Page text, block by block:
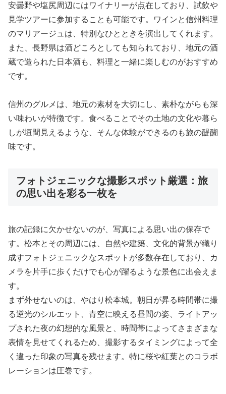
安曇野や塩尻周辺にはワイナリーが点在しており、試飲や
見学ツアーに参加することも可能です。ワインと信州料理
のマリアージュは、特別なひとときを演出してくれます。
また、長野県は酒どころとしても知られており、地元の酒
蔵で造られた日本酒も、料理と一緒に楽しむのがおすすめ
です。
信州のグルメは、地元の素材を大切にし、素朴ながらも深
い味わいが特徴です。食べることでその土地の文化や暮ら
しが垣間見えるような、そんな体験ができるのも旅の醍醐
味です。
フォトジェニックな撮影スポット厳選：旅
の思い出を彩る一枚を
旅の記録に欠かせないのが、写真による思い出の保存で
す。松本とその周辺には、自然や建築、文化的背景が織り
成すフォトジェニックなスポットが多数存在しており、カ
メラを片手に歩くだけでも心が躍るような景色に出会えま
す。
まず外せないのは、やはり松本城。朝日が昇る時間帯に撮
る逆光のシルエット、青空に映える昼間の姿、ライトアッ
プされた夜の幻想的な風景と、時間帯によってさまざまな
表情を見せてくれるため、撮影するタイミングによって全
く違った印象の写真を残せます。特に桜や紅葉とのコラボ
レーションは圧巻です。